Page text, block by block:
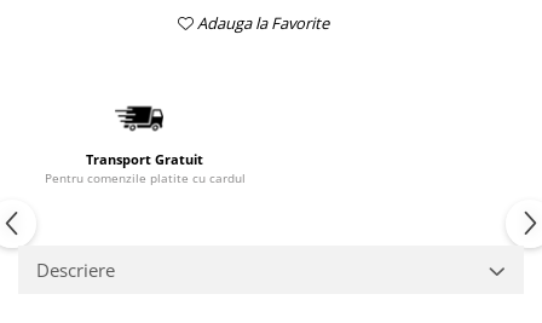
Adauga la Favorite
Transport Gratuit
Pentru comenzile platite cu cardul
Descriere